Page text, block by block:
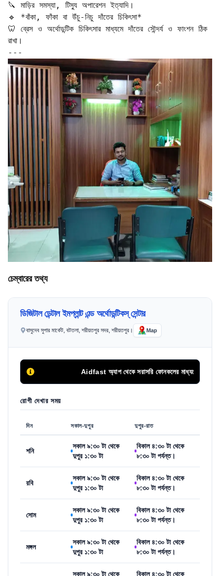
🔪 মাড়ির সমস্যা, টিস্যু অপারেশন ইত্যাদি।
🔹 *বাঁকা, ফাঁকা বা উঁচু-নিচু দাঁতের চিকিৎসা*
🦷 ব্রেস ও অর্থোডন্টিক চিকিৎসার মাধ্যমে দাঁতের সৌন্দর্য ও ফাংশন ঠিক
রাখা।
---
চেম্বারের তথ্য
ডিজিটাল ডেন্টাল ইমপ্লান্ট এন্ড অর্থোডন্টিকস্ সেন্টার
বাসুদেব সুপার মার্কেট, বটতলা, শরীয়তপুর সদর, শরীয়তপুর। Map
Aidfast অ্যাপ থেকে সরাসরি ফোনকলের মাধ্যমে অথবা
রোগী দেখার সময়
দিন সকাল-দুপুর দুপুর-রাত
শনি
সকাল ৯:৩০ টা থেকে
দুপুর ১:৩০ টা
বিকাল ৪:৩০ টা থেকে
৮:৩০ টা পর্যন্ত।
রবি
সকাল ৯:৩০ টা থেকে
দুপুর ১:৩০ টা
বিকাল ৪:৩০ টা থেকে
৮:৩০ টা পর্যন্ত।
সোম
সকাল ৯:৩০ টা থেকে
দুপুর ১:৩০ টা
বিকাল ৪:৩০ টা থেকে
৮:৩০ টা পর্যন্ত।
মঙ্গল
সকাল ৯:৩০ টা থেকে
দুপুর ১:৩০ টা
বিকাল ৪:৩০ টা থেকে
৮:৩০ টা পর্যন্ত।
সকাল ৯:৩০ টা থেকে বিকাল ৪:৩০ টা থেকে